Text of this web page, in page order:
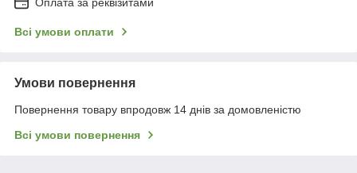
Оплата за реквізитами
Всі умови оплати
Умови повернення
Повернення товару впродовж 14 днів за домовленістю
Всі умови повернення